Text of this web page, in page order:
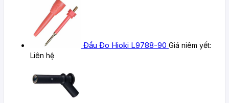
Đầu Đo Hioki L9788-90 Giá niêm yết:
Liên hệ